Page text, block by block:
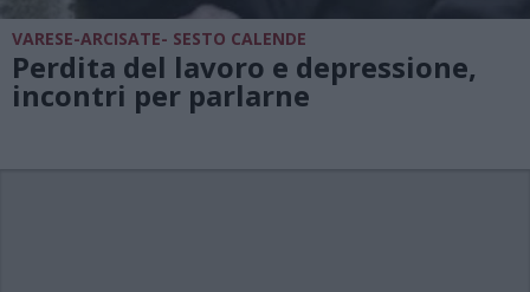
VARESE-ARCISATE- SESTO CALENDE
Perdita del lavoro e depressione,
incontri per parlarne